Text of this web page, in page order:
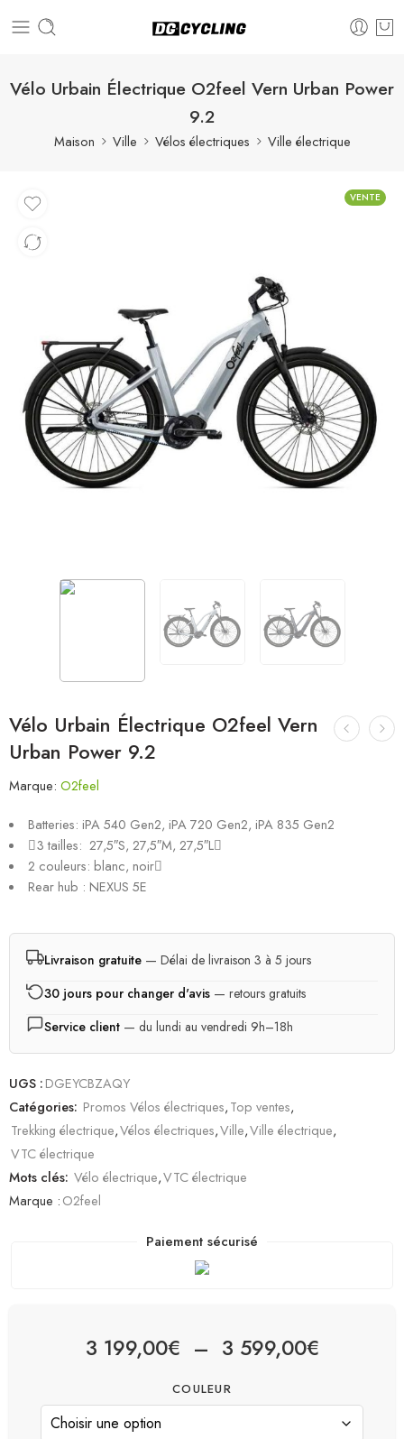
Vélo Urbain Électrique O2feel Vern Urban Power
9.2
Maison Ville Vélos électriques Ville électrique
VENTE
Vélo Urbain Électrique O2feel Vern
Urban Power 9.2
Marque: O2feel
Batteries: iPA 540 Gen2, iPA 720 Gen2, iPA 835 Gen2
3 tailles: 27,5″S, 27,5″M, 27,5″L
2 couleurs: blanc, noir
Rear hub : NEXUS 5E
Livraison gratuite — Délai de livraison 3 à 5 jours
30 jours pour changer d'avis — retours gratuits
Service client — du lundi au vendredi 9h–18h
UGS :DGEYCBZAQY
Catégories: Promos Vélos électriques,Top ventes,
Trekking électrique,Vélos électriques,Ville,Ville électrique,
VTC électrique
Mots clés: Vélo électrique,VTC électrique
Marque :O2feel
Paiement sécurisé
3 199,00€ – 3 599,00€
COULEUR